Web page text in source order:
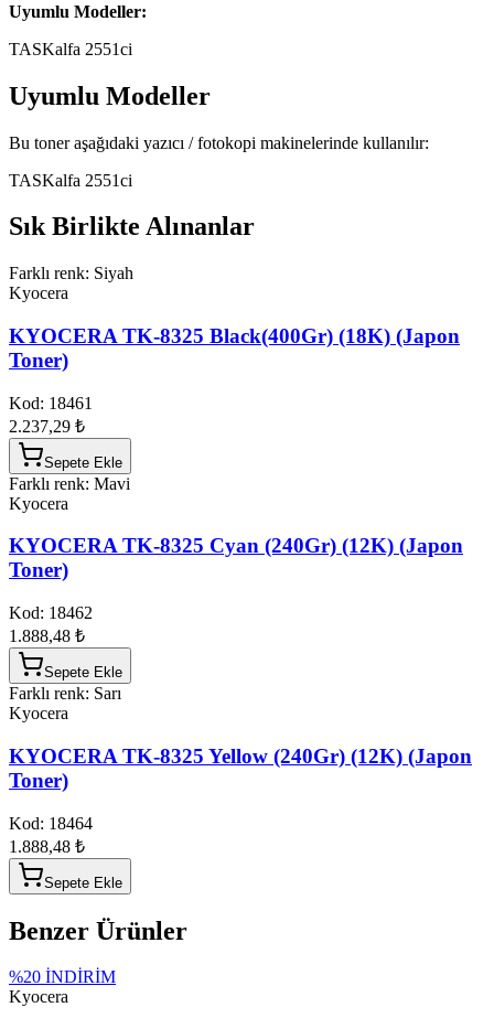
Uyumlu Modeller:
TASKalfa 2551ci
Uyumlu Modeller
Bu toner aşağıdaki yazıcı / fotokopi makinelerinde kullanılır:
TASKalfa 2551ci
Sık Birlikte Alınanlar
Farklı renk: Siyah
Kyocera
KYOCERA TK-8325 Black(400Gr) (18K) (Japon
Toner)
Kod: 18461
2.237,29 ₺
Sepete Ekle
Farklı renk: Mavi
Kyocera
KYOCERA TK-8325 Cyan (240Gr) (12K) (Japon
Toner)
Kod: 18462
1.888,48 ₺
Sepete Ekle
Farklı renk: Sarı
Kyocera
KYOCERA TK-8325 Yellow (240Gr) (12K) (Japon
Toner)
Kod: 18464
1.888,48 ₺
Sepete Ekle
Benzer Ürünler
%20 İNDİRİM
Kyocera